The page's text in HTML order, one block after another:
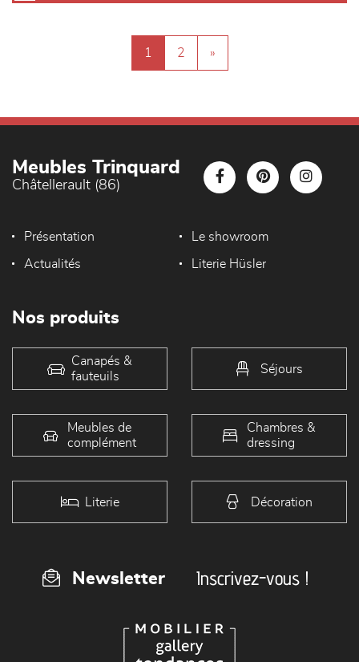
1 2 »
Meubles Trinquard
Châtellerault (86)
Présentation Le showroom
Actualités Literie Hüsler
Nos produits
Canapés &
fauteuils
Séjours
Meubles de
complément
Chambres &
dressing
Literie Décoration
Newsletter Inscrivez-vous !